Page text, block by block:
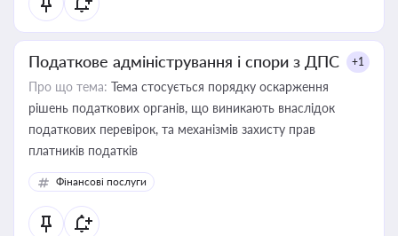
Податкове адміністрування і спори з ДПС +1
Про що тема: Тема стосується порядку оскарження
рішень податкових органів, що виникають внаслідок
податкових перевірок, та механізмів захисту прав
платників податків
Фінансові послуги